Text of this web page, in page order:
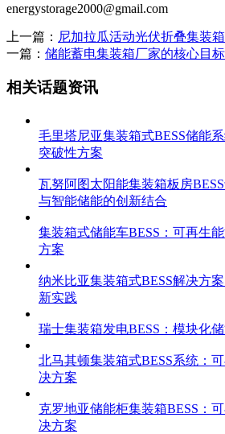
energystorage2000@gmail.com
上一篇： 尼加拉瓜活动光伏折叠集装
一篇： 储能蓄电集装箱厂家的核心目
相关话题资讯
毛里塔尼亚集装箱式BESS储能
突破性方案
瓦努阿图太阳能集装箱板房
与智能储能的创新结合
集装箱式储能车BESS：可再生
方案
纳米比亚集装箱式BESS解决方
新实践
瑞士集装箱发电BESS：模块化
北马其顿集装箱式BESS系统：
决方案
克罗地亚储能柜集装箱BESS：
决方案